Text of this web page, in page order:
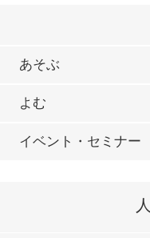
あそぶ
よむ
イベント・セミナー